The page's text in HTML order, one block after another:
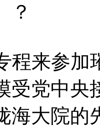
？
来参加
受党中央
海大院的